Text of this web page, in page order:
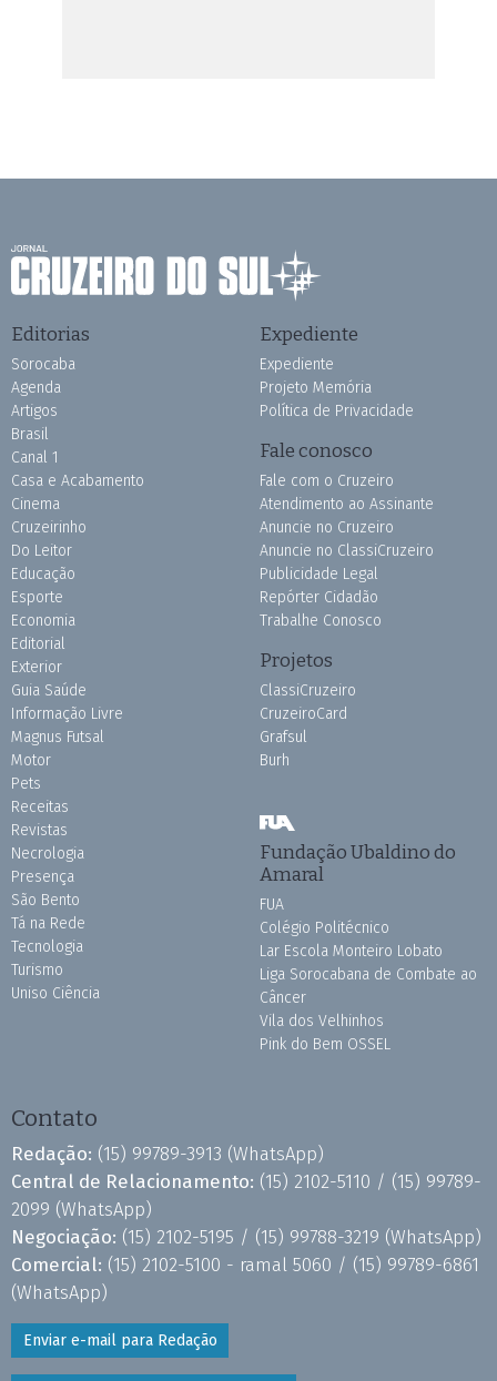
Editorias
Sorocaba
Agenda
Artigos
Brasil
Canal 1
Casa e Acabamento
Cinema
Cruzeirinho
Do Leitor
Educação
Esporte
Economia
Editorial
Exterior
Guia Saúde
Informação Livre
Magnus Futsal
Motor
Pets
Receitas
Revistas
Necrologia
Presença
São Bento
Tá na Rede
Tecnologia
Turismo
Uniso Ciência
Expediente
Expediente
Projeto Memória
Política de Privacidade
Fale conosco
Fale com o Cruzeiro
Atendimento ao Assinante
Anuncie no Cruzeiro
Anuncie no ClassiCruzeiro
Publicidade Legal
Repórter Cidadão
Trabalhe Conosco
Projetos
ClassiCruzeiro
CruzeiroCard
Grafsul
Burh
Fundação Ubaldino do
Amaral
FUA
Colégio Politécnico
Lar Escola Monteiro Lobato
Liga Sorocabana de Combate ao
Câncer
Vila dos Velhinhos
Pink do Bem OSSEL
Contato
Redação: (15) 99789-3913 (WhatsApp)
Central de Relacionamento: (15) 2102-5110 / (15) 99789-
2099 (WhatsApp)
Negociação: (15) 2102-5195 / (15) 99788-3219 (WhatsApp)
Comercial: (15) 2102-5100 - ramal 5060 / (15) 99789-6861
(WhatsApp)
Enviar e-mail para Redação